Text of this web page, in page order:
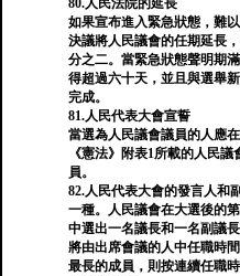
80.人民法院的延長
如果宣布進入緊急狀態，難
決議將人民議會的任期延長
分之二。當緊急狀態聲明期
得超過六十天，並且與選舉
完成。
81.人民代表大會宣誓
當選為人民議會議員的人應
《憲法》附表1所載的人民
員。
82.人民代表大會的發言人和
一種。人民議會在大選後的
中選出一名議長和一名副議
將由出席會議的人中任職時
最長的成員，則按連續任職